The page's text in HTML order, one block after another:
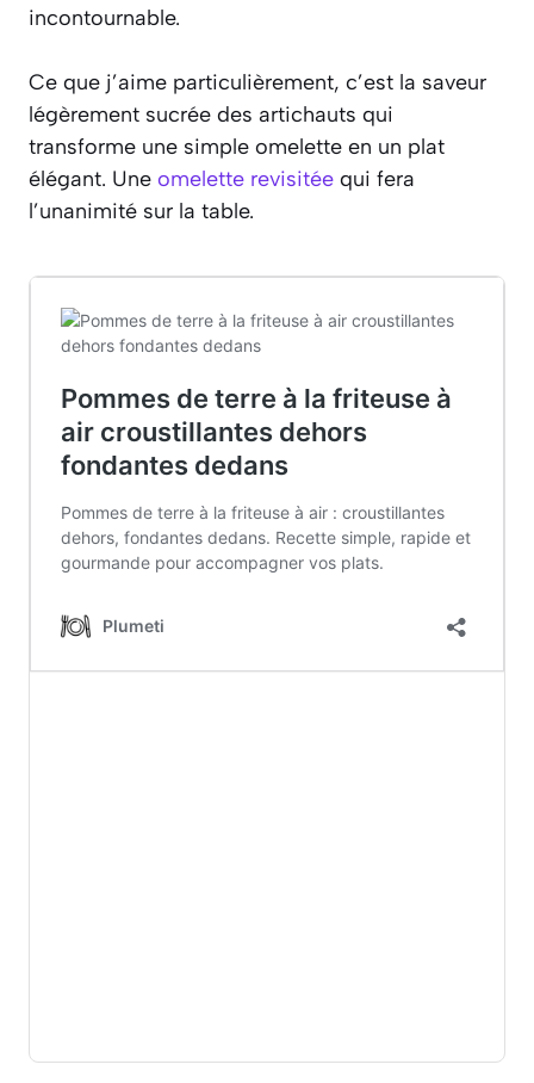
incontournable.
Ce que j’aime particulièrement, c’est la saveur
légèrement sucrée des artichauts qui
transforme une simple omelette en un plat
élégant. Une omelette revisitée qui fera
l’unanimité sur la table.